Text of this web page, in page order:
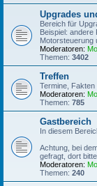
Upgrades
Bereich für
Beispiel: andere
Motorsteuerung
Moderatoren:
Themen: 3402
Treffen
Termine, Fakten
Moderatoren:
Themen: 785
Gastbereich
In diesem
Achtung, bei
gefragt, dort
Moderatoren:
Themen: 240